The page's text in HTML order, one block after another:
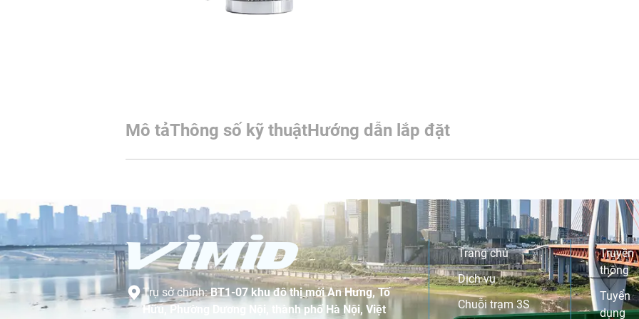
Mô tảThông số kỹ thuậtHướng dẫn lắp đặt
Trụ sở chính:BT1-07 khu đô thị mới An Hưng, Tố
Hữu, Phường Dương Nội, thành phố Hà Nội, Việt
Trang chủ
Dịch vụ
Chuỗi trạm 3S
Truyền
thông
Tuyển
dụng